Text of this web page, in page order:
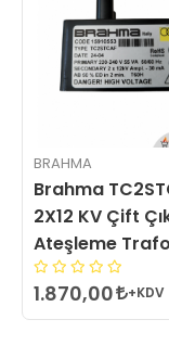
BRAHMA
Brahma
2X12 KV Çift
Ateşleme
1.870,00 +KDV